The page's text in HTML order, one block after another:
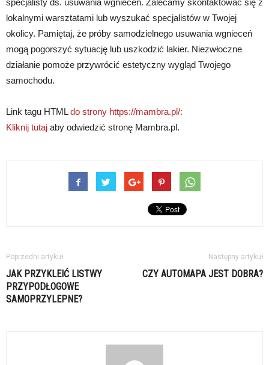
specjalisty ds. usuwania wgnieceń. Zalecamy skontaktować się z
lokalnymi warsztatami lub wyszukać specjalistów w Twojej
okolicy. Pamiętaj, że próby samodzielnego usuwania wgnieceń
mogą pogorszyć sytuację lub uszkodzić lakier. Niezwłoczne
działanie pomoże przywrócić estetyczny wygląd Twojego
samochodu.
Link tagu HTMLdo strony https://mambra.pl/:
Kliknij tutaj aby odwiedzić stronę Mambra.pl.
Poprzedni artykuł
JAK PRZYKLEIĆ LISTWY
PRZYPODŁOGOWE
SAMOPRZYLEPNE?
Następny artykuł
CZY AUTOMAPA JEST DOBRA?